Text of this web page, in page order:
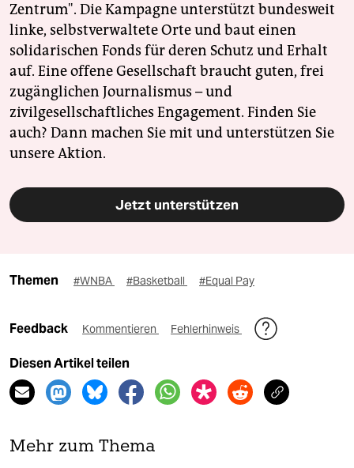
Zentrum". Die Kampagne unterstützt bundesweit
linke, selbstverwaltete Orte und baut einen
solidarischen Fonds für deren Schutz und Erhalt
auf. Eine offene Gesellschaft braucht guten, frei
zugänglichen Journalismus – und
zivilgesellschaftliches Engagement. Finden Sie
auch? Dann machen Sie mit und unterstützen Sie
unsere Aktion.
Jetzt unterstützen
Themen #WNBA #Basketball #Equal Pay
Feedback Kommentieren Fehlerhinweis
Diesen Artikel teilen
Mehr zum Thema